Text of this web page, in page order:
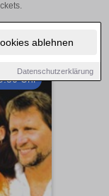
ablehnen
Datenschutzerklärung
Uhr